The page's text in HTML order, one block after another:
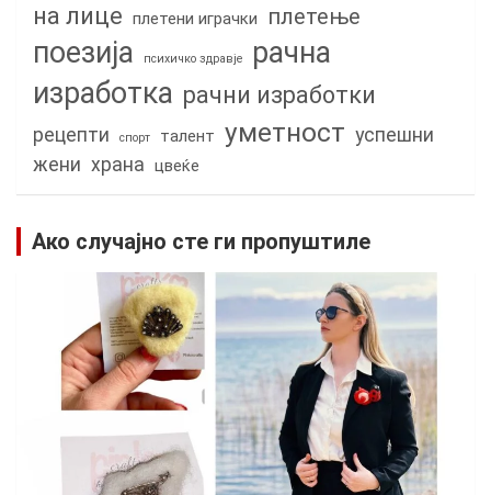
на лице плетени играчки плетење
поезија психичко здравје
рачна
изработка рачни изработки
рецепти спорт талент уметност успешни
жени храна цвеќе
Ако случајно сте ги пропуштиле